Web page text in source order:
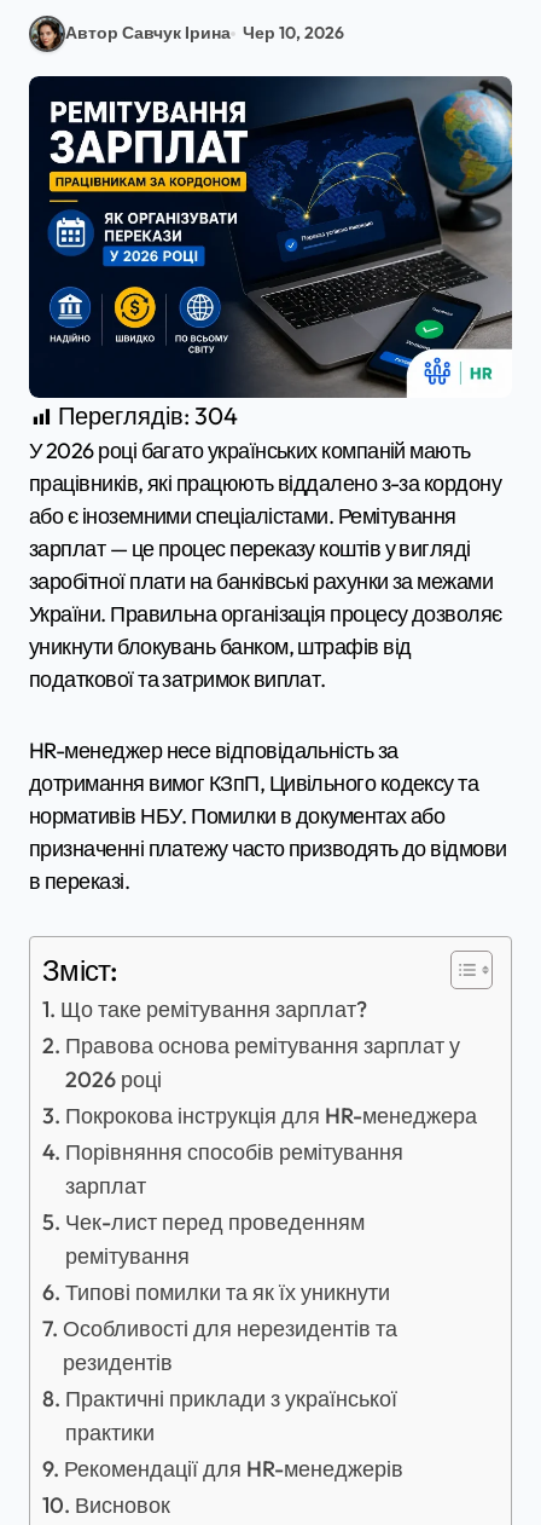
Автор Савчук Ірина Чер 10, 2026
Переглядів: 304
У 2026 році багато українських компаній мають
працівників, які працюють віддалено з-за кордону
або є іноземними спеціалістами. Ремітування
зарплат — це процес переказу коштів у вигляді
заробітної плати на банківські рахунки за межами
України. Правильна організація процесу дозволяє
уникнути блокувань банком, штрафів від
податкової та затримок виплат.
HR-менеджер несе відповідальність за
дотримання вимог КЗпП, Цивільного кодексу та
нормативів НБУ. Помилки в документах або
призначенні платежу часто призводять до відмови
в переказі.
Зміст:
Що таке ремітування зарплат?
Правова основа ремітування зарплат у
2026 році
Покрокова інструкція для HR-менеджера
Порівняння способів ремітування
зарплат
Чек-лист перед проведенням
ремітування
Типові помилки та як їх уникнути
Особливості для нерезидентів та
резидентів
Практичні приклади з української
практики
Рекомендації для HR-менеджерів
Висновок